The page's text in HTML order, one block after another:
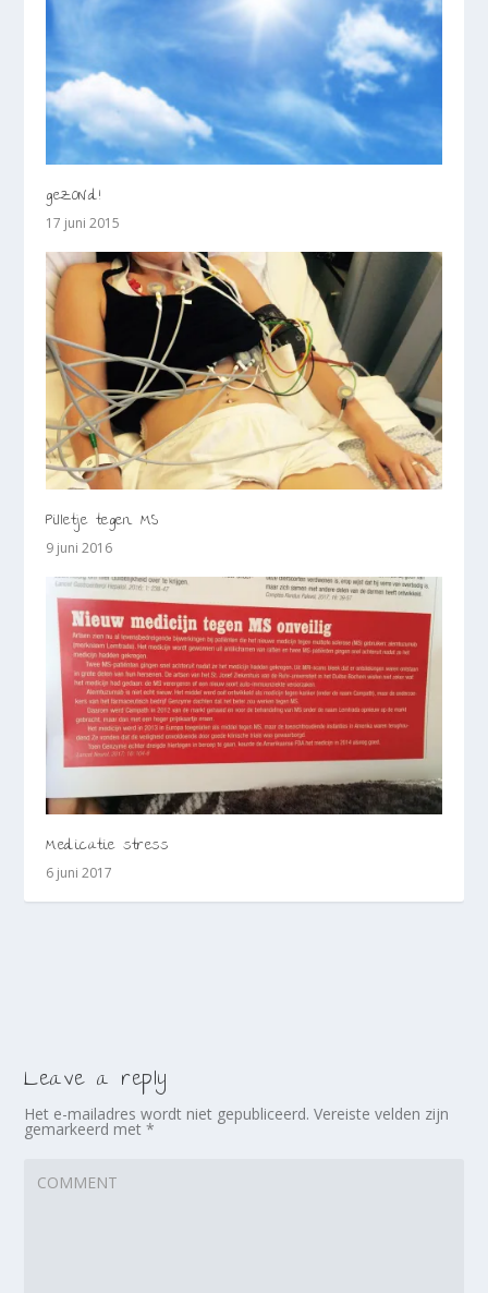
geZONd!
17 juni 2015
Pilletje tegen MS
9 juni 2016
Medicatie stress
6 juni 2017
Leave a reply
Het e-mailadres wordt niet gepubliceerd. Vereiste velden zijn
gemarkeerd met*